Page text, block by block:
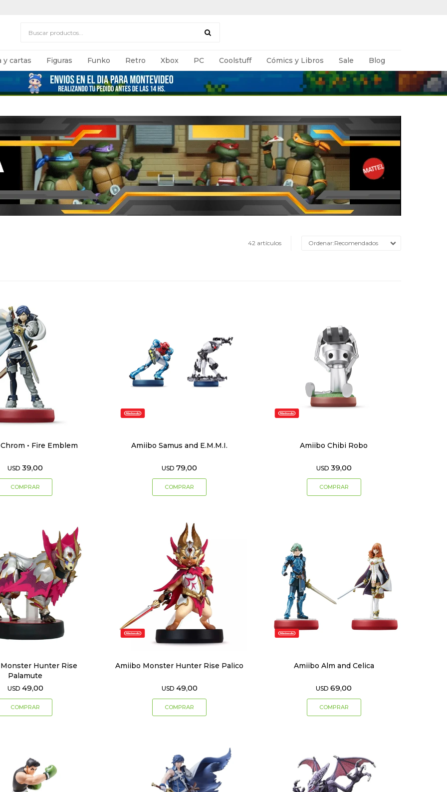
y cartas Figuras Funko Retro Xbox PC Coolstuff Cómics y Libros Sale Blog
42 artículos Recomendados
• Fire Emblem
USD 39,00
Amiibo Samus and E.M.M.I.
USD 79,00
Amiibo Chibi Robo
USD 39,00
Hunter Rise
Palamute
USD 49,00
Amiibo Monster Hunter Rise Palico
USD 49,00
Amiibo Alm and Celica
USD 69,00